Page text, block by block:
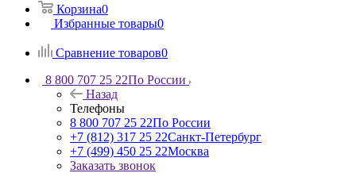
Корзина0
Избранные товары0
Сравнение товаров0
8 800 707 25 22По России
Назад
Телефоны
8 800 707 25 22По России
+7 (812) 317 25 22Санкт-Петербург
+7 (499) 450 25 22Москва
Заказать звонок